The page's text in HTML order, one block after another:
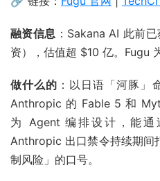
融资信息 ：Sakana AI 此前
资），估值超 $10 亿。Fugu
做什么的 ：以日语「河豚」
Anthropic 的 Fable 5 和
为 Agent 编排设计，能
Anthropic 出口禁令持续期间
制风险」的口号。